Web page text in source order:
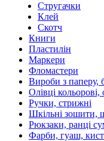
Стругачки
Клей
Скотч
Книги
Пластилін
Маркери
Фломастери
Вироби з паперу,
Олівці кольорові,
Ручки, стрижні
Шкільні зошити,
Рюкзаки, ранці
Фарби, гуаш,